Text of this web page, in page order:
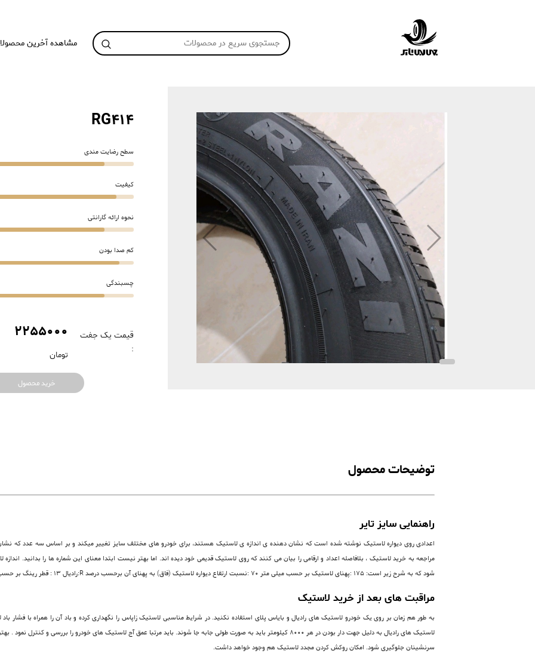
مشاهده آخرین
RG414
سطح رضایت مندی
کیفیت
نحوه ارائه گارانتی
کم صدا بودن
چسبندگی
قیمت یک جفت
:
2255000
تومان
خرید محصول
توضیحات محصول
راهنمایی سایز تایر
اعدادی روی دیواره لاستیک نوشته شده است که نشان دهنده ی اندازه ی لاستیک هستند، برای خودرو های مختلف سایز تغییر میکند و بر اساس سه عدد که نشان
شود که به شرح زیر است: 175 :پهنای لاستیک بر حسب میلی متر 70 :نسبت ارتفاع دیواره لاستیک (فاق) به پهنای آن برحسب درصد R:رادیال 13 : قطر رینگ بر حسب اینچ
مراقبت های بعد از خرید لاستیک
به طور هم زمان بر روی یک خودرو لاستیک های رادیال و بایاس پلای استفاده نکنید. در شرایط مناسبی لاستیک زاپاس را نگهداری کرده و باد آن را همراه با
لاستیک های رادیال به دلیل جهت دار بودن در هر 8000 کیلومتر باید به صورت طولی جابه جا شوند. باید مرتبا عمق آج لاستیک های خودرو
سرنشینان جلوگیری شود. امکان روکش کردن مجدد لاستیک هم وجود خواهد داشت.